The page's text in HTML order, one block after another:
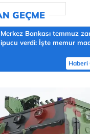
Merkez Bankası temmuz
ipucu verdi: İşte memur
Haberi